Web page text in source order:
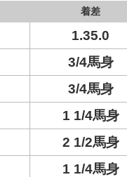
着差
1.35.0
3/4馬身
3/4馬身
1 1/4馬身
2 1/2馬身
1 1/4馬身